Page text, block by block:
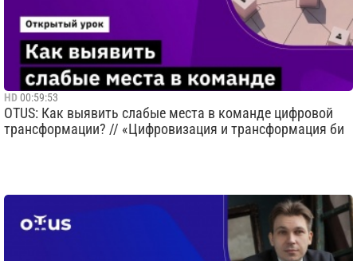
HD 00:59:53
OTUS: Как выявить слабые места в команде цифровой
трансформации? // «Цифровизация и трансформация би